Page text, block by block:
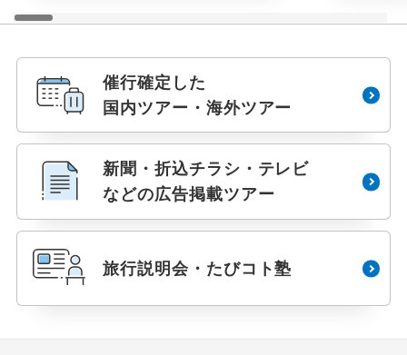
催行確定した
国内ツアー・海外ツアー
新聞・折込チラシ・テレビ
などの広告掲載ツアー
旅行説明会・たびコト塾